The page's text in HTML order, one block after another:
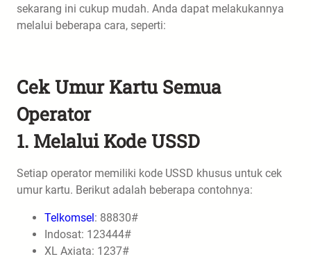
sekarang ini cukup mudah. Anda dapat melakukannya
melalui beberapa cara, seperti:
Cek Umur Kartu Semua
Operator
1. Melalui Kode USSD
Setiap operator memiliki kode USSD khusus untuk cek
umur kartu. Berikut adalah beberapa contohnya:
Telkomsel : 88830#
Indosat: 123444#
XL Axiata: 1237#